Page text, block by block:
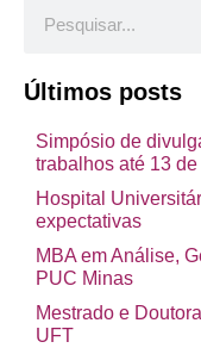
Últimos posts
Simpósio de
trabalhos até 13
Hospital
expectativas
MBA em Análise,
PUC Minas
Mestrado e
UFT